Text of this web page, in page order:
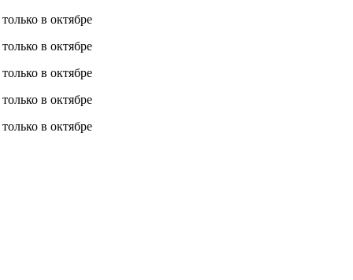
только в октябре
только в октябре
только в октябре
только в октябре
только в октябре